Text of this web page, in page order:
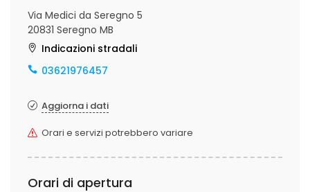
Via Medici da Seregno 5
20831 Seregno MB
Indicazioni stradali
03621976457
Aggiorna i dati
Orari e servizi potrebbero variare
Orari di apertura